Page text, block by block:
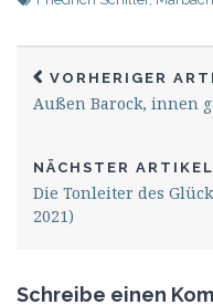
VORHERIGER
Außen Barock, innen
NÄCHSTER ARTIKEL
Die Tonleiter des
2021)
Schreibe einen